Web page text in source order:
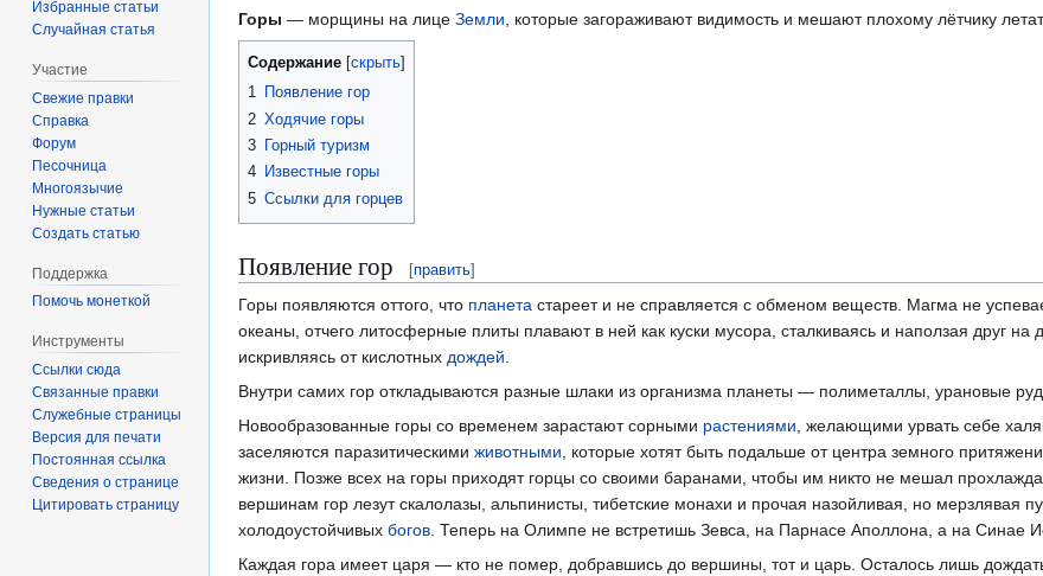
Горы — морщины на лице Земли, которые загораживают видимость и мешают плохому лётчику
Содержание
1 Появление гор
2 Ходячие горы
3 Горный туризм
4 Известные горы
5 Ссылки для горцев
Появление гор [править]
Горы появляются оттого, что планета стареет и не справляется с обменом веществ. Магма не
океаны, отчего литосферные плиты плавают в ней как куски мусора, сталкиваясь и наползая друг на
искривляясь от кислотных дождей.
Внутри самих гор откладываются разные шлаки из организма планеты — полиметаллы, урановые
Новообразованные горы со временем зарастают сорными растениями, желающими урвать себе
заселяются паразитическими животными, которые хотят быть подальше от центра земного
жизни. Позже всех на горы приходят горцы со своими баранами, чтобы им никто не мешал
вершинам гор лезут скалолазы, альпинисты, тибетские монахи и прочая назойливая, но мерзлявая
холодоустойчивых богов. Теперь на Олимпе не встретишь Зевса, на Парнасе Аполлона, а на Синае
Каждая гора имеет царя — кто не помер, добравшись до вершины, тот и царь. Осталось лишь
Избранные статьи
Случайная статья
Участие
Свежие правки
Справка
Форум
Песочница
Многоязычие
Нужные статьи
Создать статью
Поддержка
Помочь монеткой
Инструменты
Ссылки сюда
Связанные правки
Служебные страницы
Версия для печати
Постоянная ссылка
Сведения о странице
Цитировать страницу